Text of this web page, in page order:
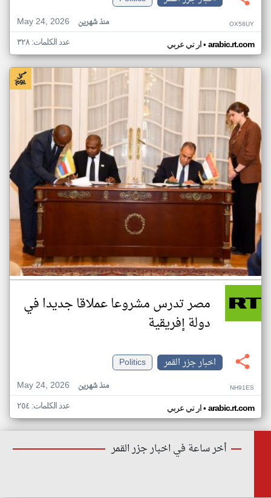
May 24, 2026
منذ شهرين OX58UY
ار تي عربي• arabic.rt.com عدد الكلمات: ٣٢٨
مصر تدرس مشروعا عملاقا جديدا في
دولة إفريقية
اخبار جزر القمر
Politics
May 24, 2026
منذ شهرين NH91ES
ار تي عربي• arabic.rt.com عدد الكلمات: ٢٥٤
أخر ساعة في اخبار جزر القمر